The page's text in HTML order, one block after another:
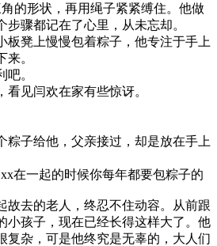
的形状，再用绳子紧紧缚住。他做
骤都记在了心里，从未忘却。
板凳上慢慢包着粽子，他专注于手上
。
。
见闫欢在家有些惊讶。
粽子给他，父亲接过，却是放在手上
在一起的时候你每年都要包粽子的
故去的老人，终忍不住动容。从前跟
小孩子，现在已经长得这样大了。他
复杂，可是他终究是无辜的，大人们